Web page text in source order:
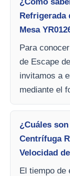
Refrigerada
Mesa
Para
de Escape
invitamos a
mediante el
¿Cuáles
Centrífuga
Velocidad
El tiempo de